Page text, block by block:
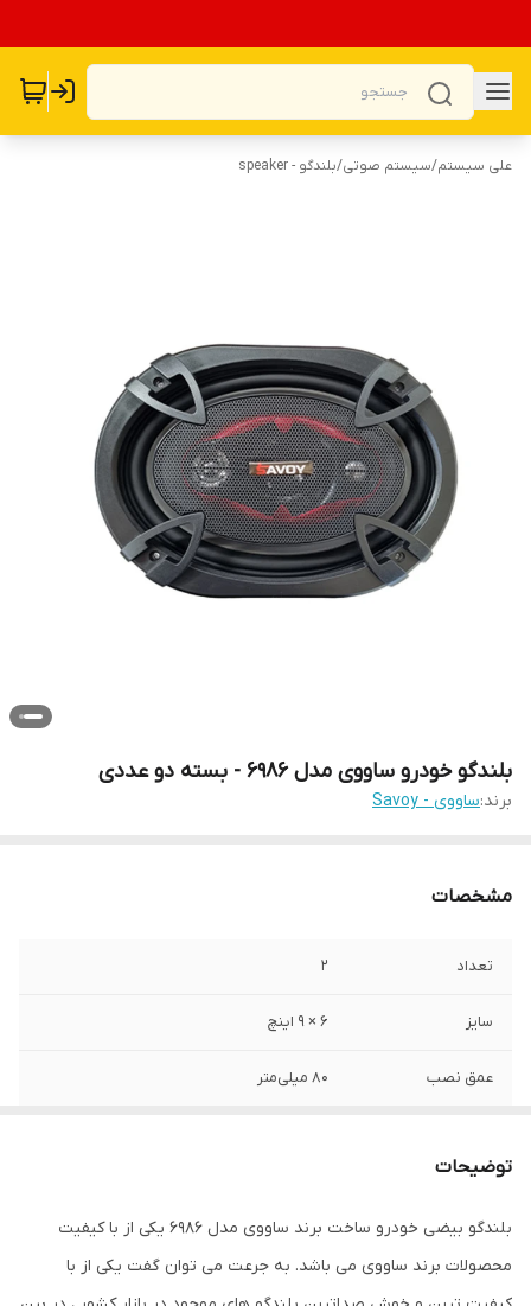
علی سیستم/سیستم صوتی/بلندگو - speaker
بلندگو خودرو ساووی مدل 6986 - بسته دو عددی
برند:ساووی - Savoy
مشخصات
تعداد 2
سایز 6 × 9 اینچ
عمق نصب 80 میلی‌متر
توضیحات
بلندگو بیضی خودرو ساخت برند ساووی مدل 6986 یکی از با کیفیت
محصولات برند ساووی می باشد. به جرعت می توان گفت یکی از با